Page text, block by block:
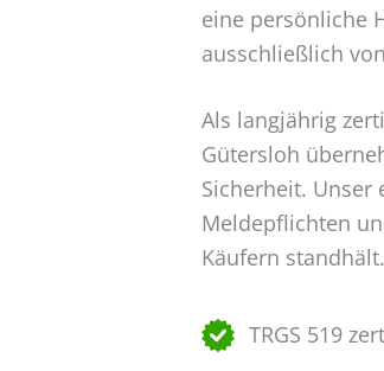
eine persönliche
ausschließlich
Als langjährig
Gütersloh
Sicherheit.
Meldepflichten
Käufern standhält.
TRGS 519